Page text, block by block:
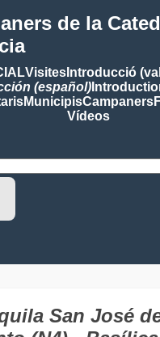
de la
VisitesIntroducció
(español)
MunicipisCampaners
Vídeos
San José